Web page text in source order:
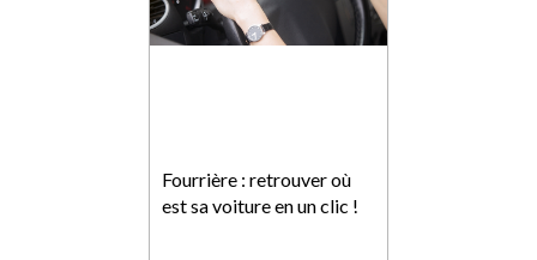
Fourrière : retrouver où
est sa voiture en un clic !